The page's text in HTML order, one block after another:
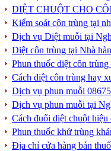
DIỆT CHUỘT CHO
Kiểm soát côn trùng tại
Dịch vụ Diệt muỗi tại
Diệt côn trùng tại Nhà
Phun thuốc diệt côn
Cách diệt côn trùng hay
Dịch vụ phun muỗi
Dịch vụ phun muỗi tại
Cách đuổi diệt chuột
Phun thuốc khử trùng
Địa chỉ cửa hàng bán